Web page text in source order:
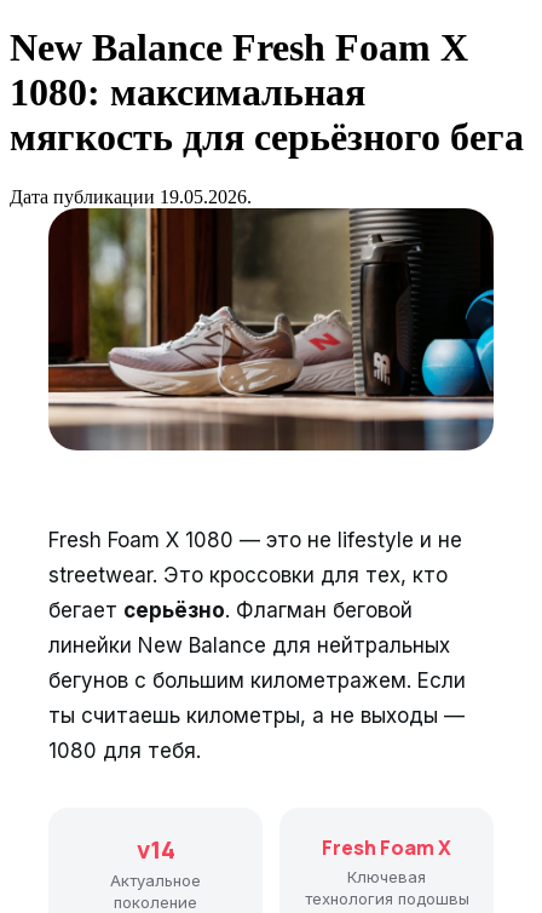
New Balance Fresh Foam X
1080: максимальная
мягкость для серьёзного бега
Дата публикации 19.05.2026.
Fresh Foam X 1080 — это не lifestyle и не
streetwear. Это кроссовки для тех, кто
бегает серьёзно. Флагман беговой
линейки New Balance для нейтральных
бегунов с большим километражем. Если
ты считаешь километры, а не выходы —
1080 для тебя.
v14
Актуальное
поколение
Fresh Foam X
Ключевая
технология подошвы